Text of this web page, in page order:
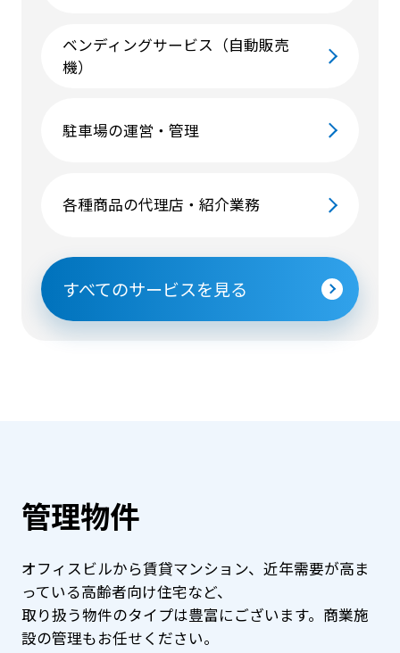
ベンディングサービス（自動販売
機）
駐車場の運営・管理
各種商品の代理店・紹介業務
すべてのサービスを見る
管理物件
オフィスビルから賃貸マンション、近年需要が高ま
っている高齢者向け住宅など、
取り扱う物件のタイプは豊富にございます。商業施
設の管理もお任せください。